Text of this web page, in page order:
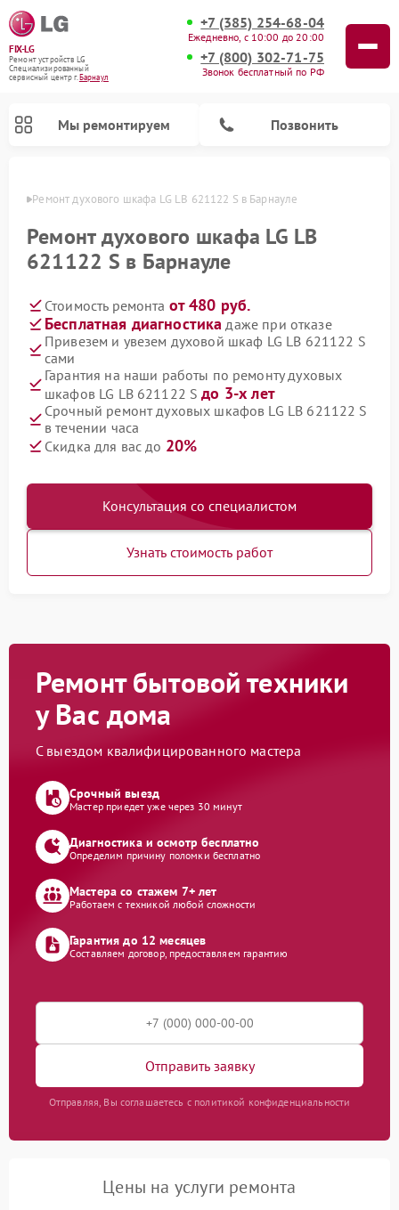
FIX-LG
Ремонт устройств LG
Специализированный
cервисный центр г.Барнаул
+7 (385) 254-68-04
Ежедневно, с 10:00 до 20:00
+7 (800) 302-71-75
Звонок бесплатный по РФ
Мы ремонтируем Позвонить
Ремонт духового шкафа LG LB 621122 S в Барнауле
Ремонт духового шкафа LG LB
621122 S в Барнауле
Стоимость ремонта от 480 руб.
Бесплатная диагностика даже при отказе
Привезем и увезем духовой шкаф LG LB 621122 S
сами
Гарантия на наши работы по ремонту духовых
шкафов LG LB 621122 Sдо 3-х лет
Срочный ремонт духовых шкафов LG LB 621122 S
в течении часа
Скидка для вас до 20%
Консультация со специалистом
Узнать стоимость работ
Ремонт бытовой техники
у Вас дома
С выездом квалифицированного мастера
Срочный выезд
Мастер приедет уже через 30 минут
Диагностика и осмотр бесплатно
Определим причину поломки бесплатно
Мастера со стажем 7+ лет
Работаем с техникой любой сложности
Гарантия до 12 месяцев
Составляем договор, предоставляем гарантию
Отправить заявку
Отправляя, Вы соглашаетесь с политикой конфиденциальности
Цены на услуги ремонта